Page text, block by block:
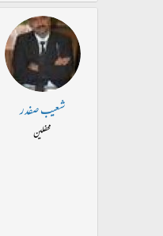
شعیب صفدر
محفلین